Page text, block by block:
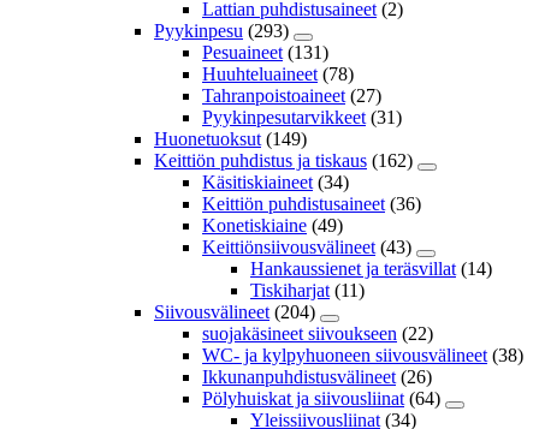
Lattian puhdistusaineet (2)
Pyykinpesu (293)
Pesuaineet (131)
Huuhteluaineet (78)
Tahranpoistoaineet (27)
Pyykinpesutarvikkeet (31)
Huonetuoksut (149)
Keittiön puhdistus ja tiskaus (162)
Käsitiskiaineet (34)
Keittiön puhdistusaineet (36)
Konetiskiaine (49)
Keittiönsiivousvälineet (43)
Hankaussienet ja teräsvillat (14)
Tiskiharjat (11)
Siivousvälineet (204)
suojakäsineet siivoukseen (22)
WC- ja kylpyhuoneen siivousvälineet (38)
Ikkunanpuhdistusvälineet (26)
Pölyhuiskat ja siivousliinat (64)
Yleissiivousliinat (34)